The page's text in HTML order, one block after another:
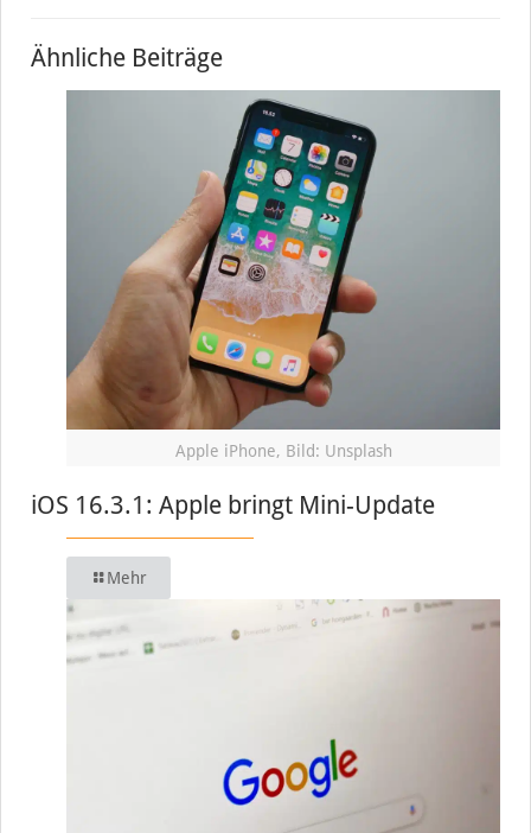
Ähnliche Beiträge
Apple iPhone, Bild: Unsplash
iOS 16.3.1: Apple bringt Mini-Update
Mehr